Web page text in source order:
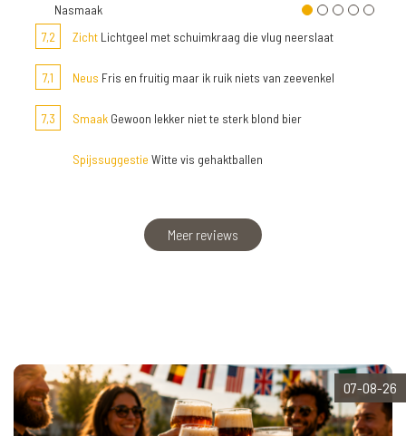
Nasmaak
7,2
Zicht Lichtgeel met schuimkraag die vlug neerslaat
7,1 Neus Fris en fruitig maar ik ruik niets van zeevenkel
7,3 Smaak Gewoon lekker niet te sterk blond bier
Spijssuggestie Witte vis gehaktballen
Meer reviews
07-08-26